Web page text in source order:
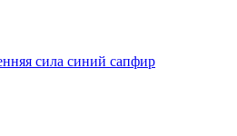
сила синий сапфир